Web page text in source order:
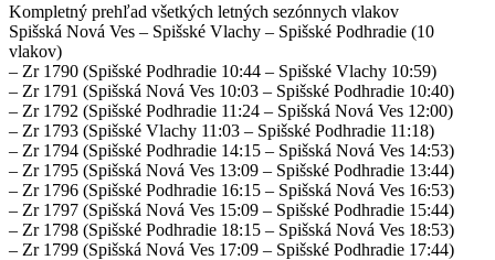
Kompletný prehľad všetkých letných sezónnych vlakov
Spišská Nová Ves – Spišské Vlachy – Spišské Podhradie (10
vlakov)
– Zr 1790 (Spišské Podhradie 10:44 – Spišské Vlachy 10:59)
– Zr 1791 (Spišská Nová Ves 10:03 – Spišské Podhradie 10:40)
– Zr 1792 (Spišské Podhradie 11:24 – Spišská Nová Ves 12:00)
– Zr 1793 (Spišské Vlachy 11:03 – Spišské Podhradie 11:18)
– Zr 1794 (Spišské Podhradie 14:15 – Spišská Nová Ves 14:53)
– Zr 1795 (Spišská Nová Ves 13:09 – Spišské Podhradie 13:44)
– Zr 1796 (Spišské Podhradie 16:15 – Spišská Nová Ves 16:53)
– Zr 1797 (Spišská Nová Ves 15:09 – Spišské Podhradie 15:44)
– Zr 1798 (Spišské Podhradie 18:15 – Spišská Nová Ves 18:53)
– Zr 1799 (Spišská Nová Ves 17:09 – Spišské Podhradie 17:44)